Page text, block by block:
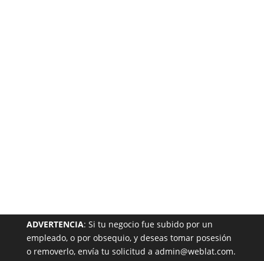
ADVERTENCIA: Si tu negocio fue subido por un
empleado, o por obsequio, y deseas tomar posesión
o removerlo, envía tu solicitud a admin@weblat.com.